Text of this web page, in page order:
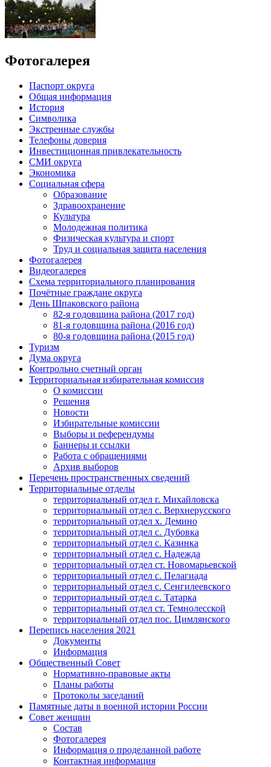
Фотогалерея
Паспорт округа
Общая информация
История
Символика
Экстренные службы
Телефоны доверия
Инвестиционная привлекательность
СМИ округа
Экономика
Социальная сфера
Образование
Здравоохранение
Культура
Молодежная политика
Физическая культура и спорт
Труд и социальная защита населения
Фотогалерея
Видеогалерея
Схема территориального планирования
Почётные граждане округа
День Шпаковского района
82-я годовщина района (2017 год)
81-я годовщина района (2016 год)
80-я годовщина района (2015 год)
Туризм
Дума округа
Контрольно счетный орган
Территориальная избирательная комиссия
О комиссии
Решения
Новости
Избирательные комиссии
Выборы и референдумы
Баннеры и ссылки
Работа с обращениями
Архив выборов
Перечень пространственных сведений
Территориальные отделы
территориальный отдел г. Михайловска
территориальный отдел с. Верхнерусского
территориальный отдел х. Демино
территориальный отдел с. Дубовка
территориальный отдел с. Казинка
территориальный отдел с. Надежда
территориальный отдел ст. Новомарьевской
территориальный отдел с. Пелагиада
территориальный отдел с. Сенгилеевского
территориальный отдел с. Татарка
территориальный отдел ст. Темнолесской
территориальный отдел пос. Цимлянского
Перепись населения 2021
Документы
Информация
Общественный Совет
Нормативно-правовые акты
Планы работы
Протоколы заседаний
Памятные даты в военной истории России
Совет женщин
Состав
Фотогалерея
Информация о проделанной работе
Контактная информация